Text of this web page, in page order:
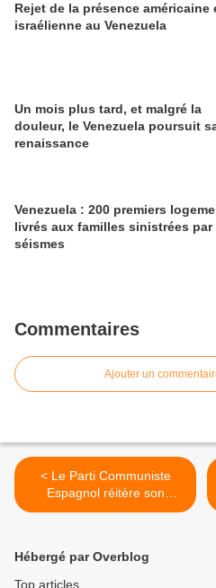
Rejet de la présence américaine
israélienne au Venezuela
Un mois plus tard, et malgré la
douleur, le Venezuela poursuit
renaissance
Venezuela : 200 premiers
livrés aux familles sinistrées par
séismes
Commentaires
Ajouter un
< Le Parti Communiste
Espagnol réitère son
soutien à Cuba
Hébergé par Overblog
Top articles